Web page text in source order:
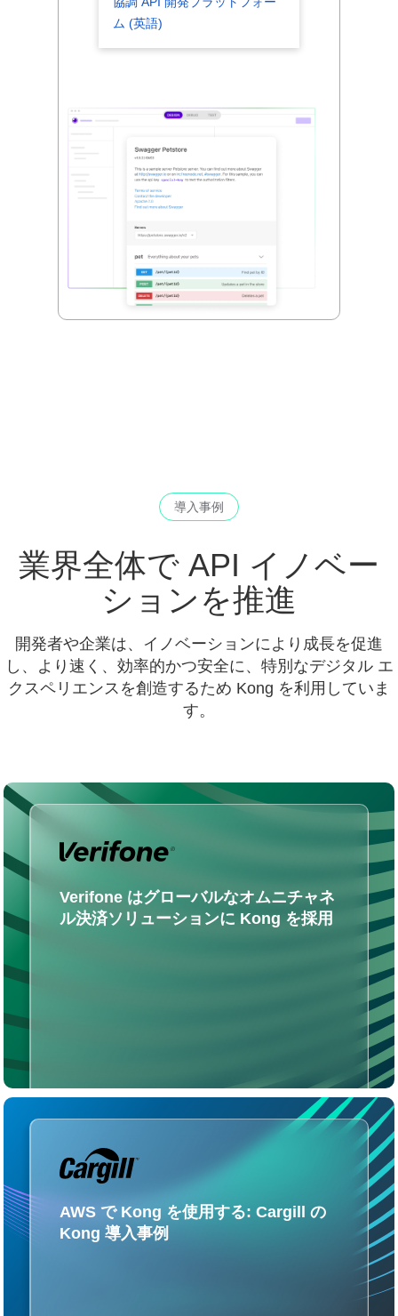
ム (英語)
導入事例
業界全体で API イノベー
ションを推進
開発者や企業は、イノベーションにより成長を促進
し、より速く、効率的かつ安全に、特別なデジタル エ
クスペリエンスを創造するため Kong を利用していま
す。
Verifone はグローバルなオムニチャネ
ル決済ソリューションに Kong を採用
AWS で Kong を使用する: Cargill の
Kong 導入事例